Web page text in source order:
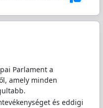
Parlament a
amely minden
és eddigi